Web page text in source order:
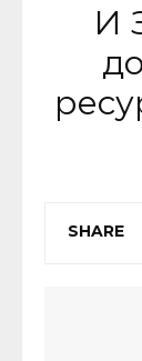
И
SHARE